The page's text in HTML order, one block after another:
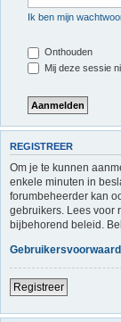
Ik ben mijn
Onthouden
Mij deze sessie
REGISTREER
Om je te kunnen
enkele minuten in
forumbeheerder kan
gebruikers. Lees voor
bijbehorend beleid.
Registreer